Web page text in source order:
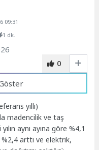
09:31
1 dk.
0
yıllı)
madencilik ve taş
aynı ayına göre %4,1
arttı ve elektrik,